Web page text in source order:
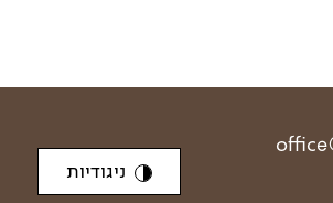
ניגודיות